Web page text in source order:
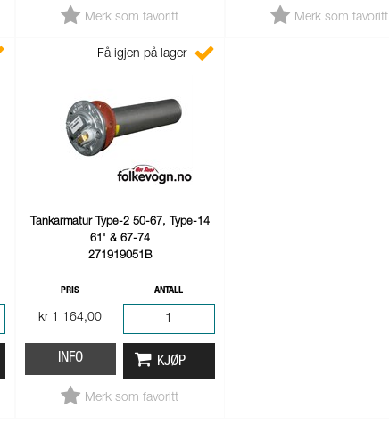
Merk som favoritt Merk som favoritt
Få igjen på lager
Tankarmatur Type-2 50-67, Type-14
61' & 67-74
271919051B
PRIS
kr 1 164,00
ANTALL
INFO KJØP
Merk som favoritt